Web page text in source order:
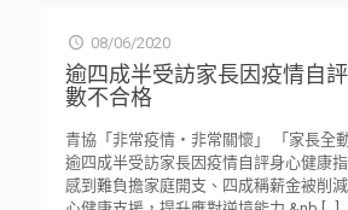
08/06/2020
逾四成半受訪家長因疫情自
數不合格
青協「非常疫情・非常關懷」 「家長全
逾四成半受訪家長因疫情自評身心健康
感到難負擔家庭開支、四成稱薪金被削